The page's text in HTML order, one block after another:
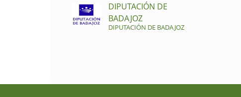
DIPUTACIÓN DE
BADAJOZ
DIPUTACIÓN DE BADAJOZ